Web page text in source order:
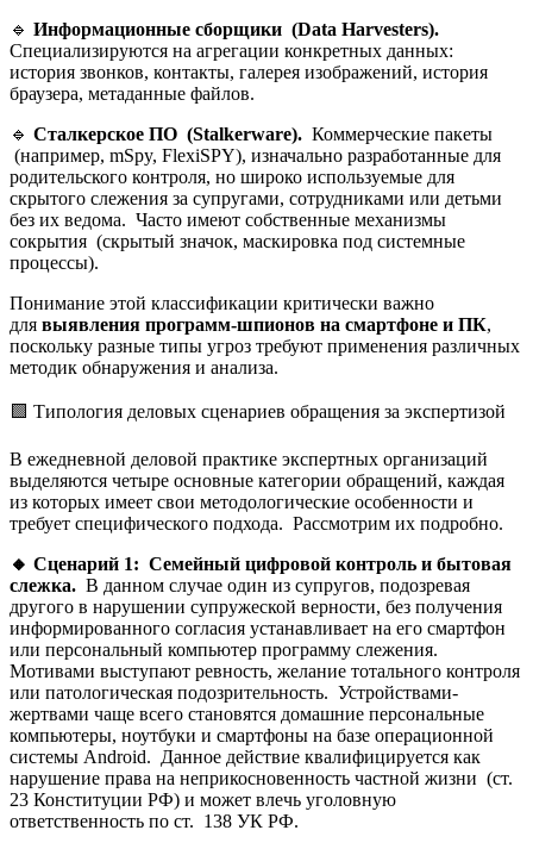
🔹 Информационные сборщики (Data Harvesters).
Специализируются на агрегации конкретных данных:
история звонков, контакты, галерея изображений, история
браузера, метаданные файлов.
🔹 Сталкерское ПО (Stalkerware). Коммерческие пакеты
(например, mSpy, FlexiSPY), изначально разработанные для
родительского контроля, но широко используемые для
скрытого слежения за супругами, сотрудниками или детьми
без их ведома. Часто имеют собственные механизмы
сокрытия (скрытый значок, маскировка под системные
процессы).
Понимание этой классификации критически важно
для выявления программ-шпионов на смартфоне и ПК,
поскольку разные типы угроз требуют применения различных
методик обнаружения и анализа.
🟩 Типология деловых сценариев обращения за экспертизой
В ежедневной деловой практике экспертных организаций
выделяются четыре основные категории обращений, каждая
из которых имеет свои методологические особенности и
требует специфического подхода. Рассмотрим их подробно.
🔸 Сценарий 1: Семейный цифровой контроль и бытовая
слежка. В данном случае один из супругов, подозревая
другого в нарушении супружеской верности, без получения
информированного согласия устанавливает на его смартфон
или персональный компьютер программу слежения.
Мотивами выступают ревность, желание тотального контроля
или патологическая подозрительность. Устройствами-
жертвами чаще всего становятся домашние персональные
компьютеры, ноутбуки и смартфоны на базе операционной
системы Android. Данное действие квалифицируется как
нарушение права на неприкосновенность частной жизни (ст.
23 Конституции РФ) и может влечь уголовную
ответственность по ст. 138 УК РФ.